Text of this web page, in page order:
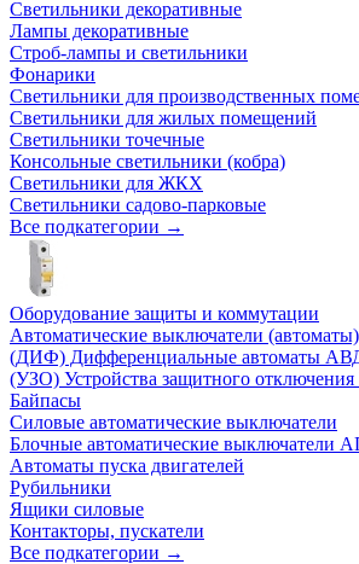
Светильники декоративные
Лампы декоративные
Строб-лампы и светильники
Фонарики
Светильники для производственных
Светильники для жилых помещений
Светильники точечные
Консольные светильники (кобра)
Светильники для ЖКХ
Светильники садово-парковые
Все подкатегории →
Оборудование защиты и коммутации
Автоматические выключатели (автоматы)
(ДИФ) Дифференциальные автоматы
(УЗО) Устройства защитного
Байпасы
Силовые автоматические выключатели
Блочные автоматические выключатели
Автоматы пуска двигателей
Рубильники
Ящики силовые
Контакторы, пускатели
Все подкатегории →